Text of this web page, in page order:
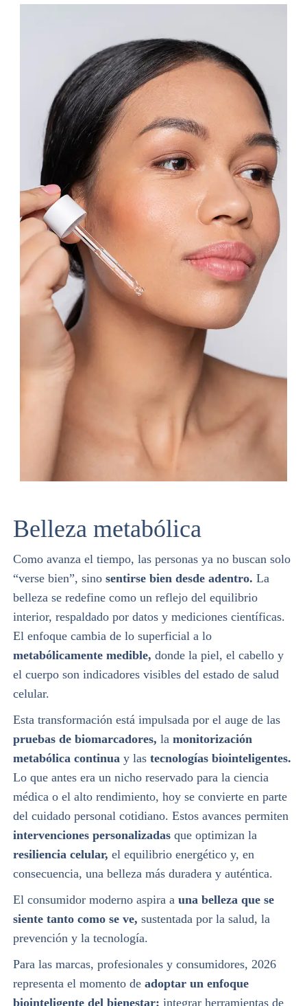
Belleza metabólica
Como avanza el tiempo, las personas ya no buscan solo
“verse bien”, sino sentirse bien desde adentro. La
belleza se redefine como un reflejo del equilibrio
interior, respaldado por datos y mediciones científicas.
El enfoque cambia de lo superficial a lo
metabólicamente medible, donde la piel, el cabello y
el cuerpo son indicadores visibles del estado de salud
celular.
Esta transformación está impulsada por el auge de las
pruebas de biomarcadores, la monitorización
metabólica continuay las tecnologías biointeligentes.
Lo que antes era un nicho reservado para la ciencia
médica o el alto rendimiento, hoy se convierte en parte
del cuidado personal cotidiano. Estos avances permiten
intervenciones personalizadasque optimizan la
resiliencia celular, el equilibrio energético y, en
consecuencia, una belleza más duradera y auténtica.
El consumidor moderno aspira a una belleza que se
siente tanto como se ve, sustentada por la salud, la
prevención y la tecnología.
Para las marcas, profesionales y consumidores, 2026
representa el momento de adoptar un enfoque
biointeligente del bienestar: integrar herramientas de